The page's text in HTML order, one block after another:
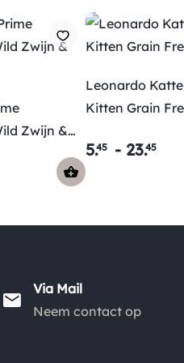
Zwijn &
Leonardo
Kitten Grain
5.45 - 23.45
Via Mail
Neem contact op